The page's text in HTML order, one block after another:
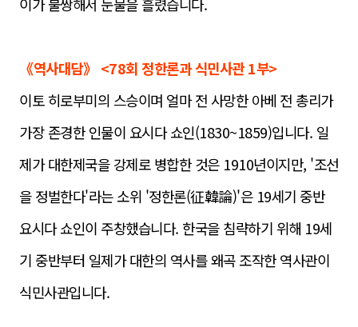
《역사대담》 <78회 정한론과 식민사관 1부>
이토 히로부미의 스승이며 얼마 전 사망한 아베 전 총리가
가장 존경한 인물이 요시다 쇼인(1830~1859)입니다. 일
제가 대한제국을 강제로 병합한 것은 1910년이지만, '조선
을 정벌한다'라는 소위 '정한론(征韓論)'은 19세기 중반
요시다 쇼인이 주창했습니다. 한국을 침략하기 위해 19세
기 중반부터 일제가 대한의 역사를 왜곡 조작한 역사관이
식민사관입니다.